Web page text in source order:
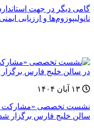
گامی دیگر در جهت
نانولیپوزوم‌ها و ارزیابی
نشست تخصصی «مشارکت در
سالن خلیج فارس برگزار